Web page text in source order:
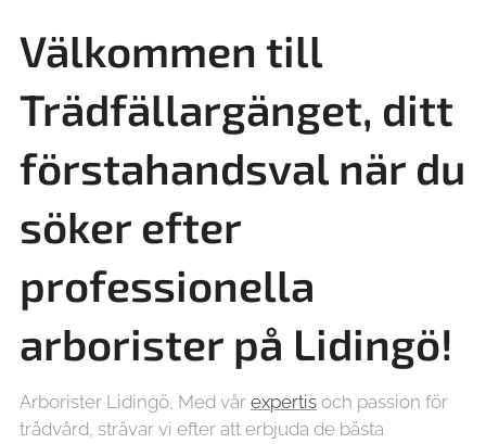
Välkommen till
Trädfällargänget, ditt
förstahandsval när du
söker efter
professionella
arborister på Lidingö!
Arborister Lidingö, Med vår expertis och passion för
trädvård, strävar vi efter att erbjuda de bästa